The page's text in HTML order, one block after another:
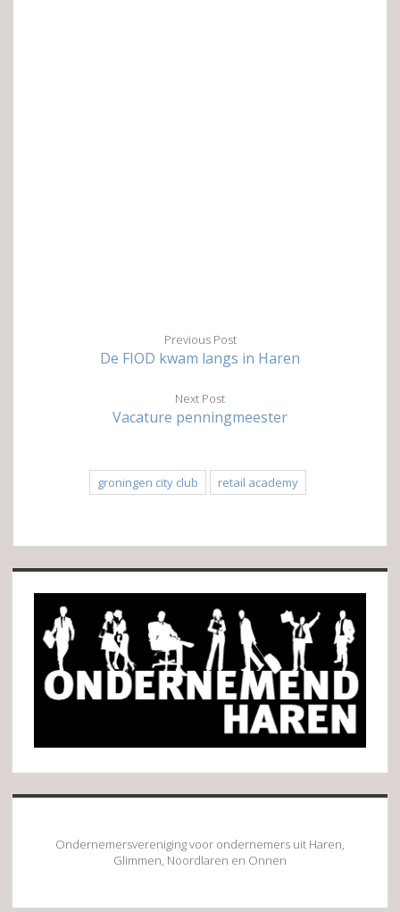
Previous Post
De FIOD kwam langs in Haren
Next Post
Vacature penningmeester
groningen city club retail academy
Sidebar
Ondernemersvereniging voor ondernemers uit Haren,
Glimmen, Noordlaren en Onnen